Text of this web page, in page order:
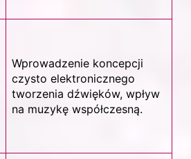
Wprowadzenie koncepcji
czysto elektronicznego
tworzenia dźwięków, wpływ
na muzykę współczesną.